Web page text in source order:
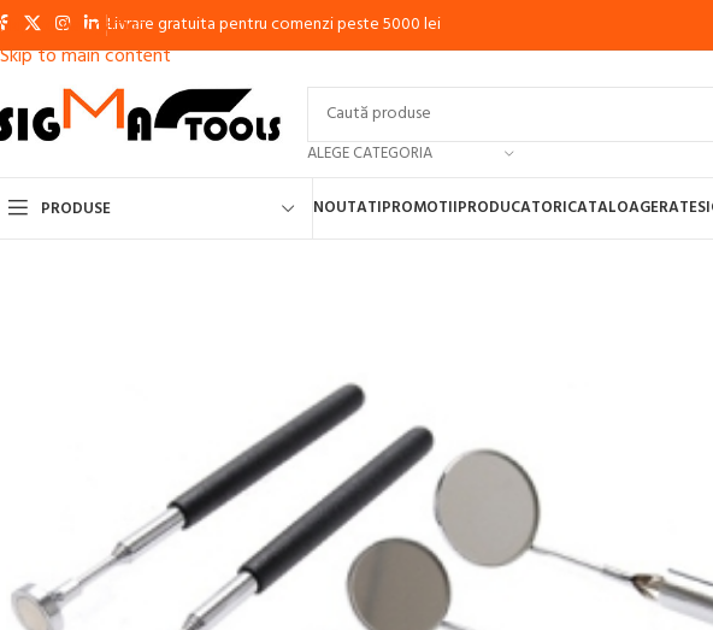
Skip to navigation
Skip to main content
Livrare gratuita pentru comenzi peste 5000 lei
ALEGE CATEGORIA
PRODUSE NOUTATIPROMOTIIPRODUCATORICATALOAGERATE